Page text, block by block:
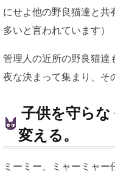
にせよ他の野良猫達と共
多いと言われています）
管理人の近所の野良猫達
夜な決まって集まり、そ
子供を守ら
変える。
ミーミー、ミャーミャ